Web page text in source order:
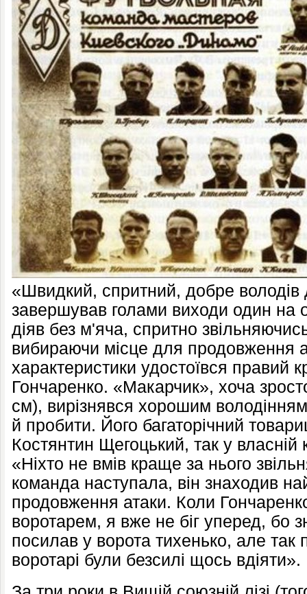
«Швидкий, спритний, добре володів
завершував голами виходи один на
діяв без м'яча, спритно звільняючись
вибираючи місце для продовження
характеристики удостоївся правий
Гончаренко. «Макарчик», хоча
см), вирізнявся хорошим
й пробити. Його багаторічний
Костянтин Щегоцький, так у власній
«Ніхто не вмів краще за нього
команда наступала, він знаходив
продовження атаки. Коли
воротарем, я вже не біг уперед, бо
посилав у ворота тихенько, але так
воротарі були безсилі щось вдіяти».